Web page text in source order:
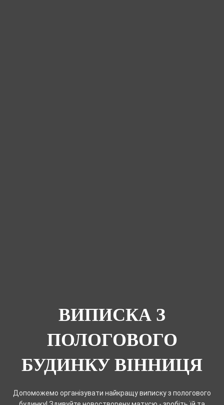
ВИПИСКА З
ПОЛОГОВОГО
БУДИНКУ ВІННИЦЯ
Допоможемо організувати найкращу виписку з пологового